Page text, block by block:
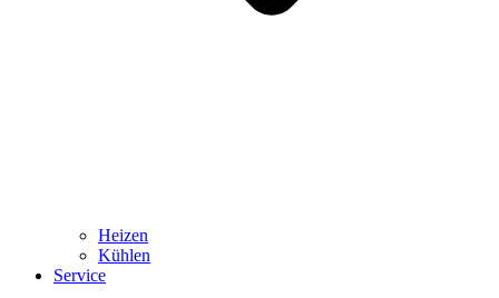
Heizen
Kühlen
Service